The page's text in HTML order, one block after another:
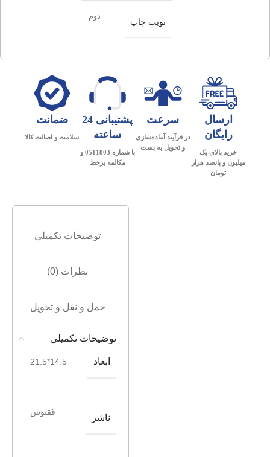
نوبت چاپ
دوم
ارسال
رایگان
خرید بالای یک
میلیون و پانصد هزار
تومان
سرعت
در فرآیند آماده‌سازی
و تحویل به پست
پشتیبانی 24
ساعته
با شماره 0511803 و
مکالمه برخط
ضمانت
سلامت و اصالت کالا
توضیحات تکمیلی
نظرات (0)
حمل و نقل و تحویل
توضیحات تکمیلی
ابعاد 14.5*21.5
ناشر
ققنوس